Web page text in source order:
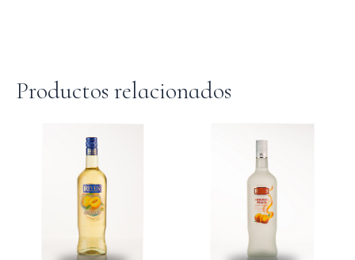
Productos relacionados